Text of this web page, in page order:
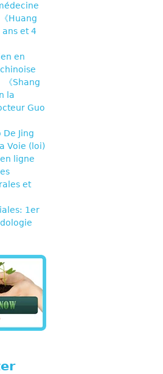
Huang
ans et 4
en
《Shang
la
Guo
Jing
Voie (loi)
ligne
et
1er